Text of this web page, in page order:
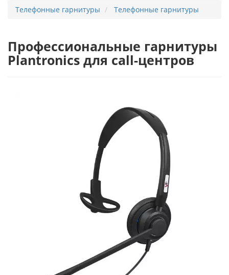
Телефонные гарнитуры Телефонные гарнитуры
Профессиональные гарнитуры
Plantronics для call-центров